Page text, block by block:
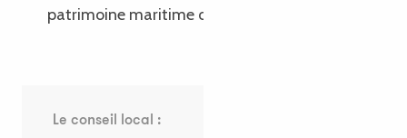
patrimoine maritime ou jeune apprenti pirate : à
Le conseil local :